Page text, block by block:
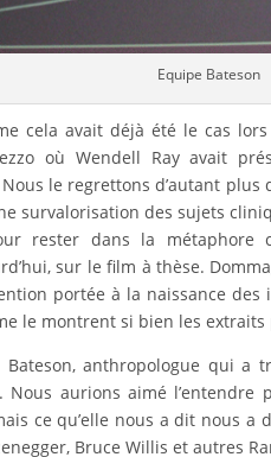
Equipe Bateson
cela avait déjà été le cas
où Wendell Ray avait
le regrettons d’autant
survalorisation des sujets
rester dans la
sur le film à thèse.
portée à la naissance
le montrent si bien les extraits
anthropologue qui a
Nous aurions aimé
ce qu’elle nous a dit nous a
Bruce Willis et autres